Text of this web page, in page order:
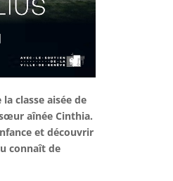
classe aisée de
aînée Cinthia.
et découvrir
connaît de